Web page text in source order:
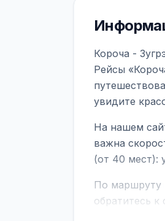
Короча -
Рейсы
увидите
На нашем
важна
(от 40 мест):
По маршруту
обратитесь